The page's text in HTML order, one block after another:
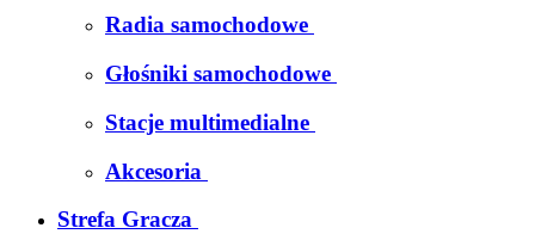
Radia samochodowe
Głośniki samochodowe
Stacje multimedialne
Akcesoria
Strefa Gracza